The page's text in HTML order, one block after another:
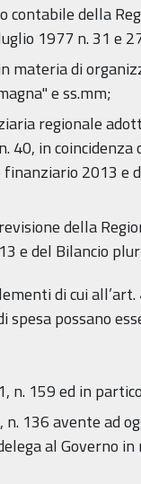
contabile della
1977 n. 31 e
materia di
e ss.mm;
regionale
40, in
2013 e
della
e del Bilancio
di cui
spesa possano
n. 159 ed in
n. 136 avente ad
al Governo